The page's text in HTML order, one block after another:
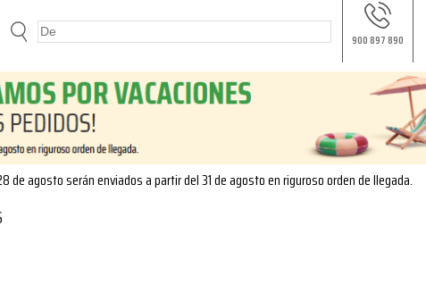
900 897 890
de agosto serán enviados a partir del 31 de agosto en riguroso orden de llegada.